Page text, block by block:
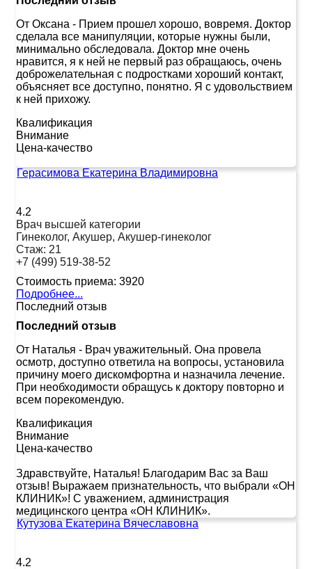
От Оксана - Прием прошел хорошо, вовремя. Доктор
сделала все манипуляции, которые нужны были,
минимально обследовала. Доктор мне очень
нравится, я к ней не первый раз обращаюсь, очень
доброжелательная с подростками хороший контакт,
объясняет все доступно, понятно. Я с удовольствием
к ней прихожу.
Квалификация
Внимание
Цена-качество
Герасимова Екатерина Владимировна
4.2
Врач высшей категории
Гинеколог, Акушер, Акушер-гинеколог
Стаж: 21
+7 (499) 519-38-52
Стоимость приема: 3920
Подробнее...
Последний отзыв
Последний отзыв
От Наталья - Врач уважительный. Она провела
осмотр, доступно ответила на вопросы, установила
причину моего дискомфортна и назначила лечение.
При необходимости обращусь к доктору повторно и
всем порекомендую.
Квалификация
Внимание
Цена-качество
Здравствуйте, Наталья! Благодарим Вас за Ваш
отзыв! Выражаем признательность, что выбрали «ОН
КЛИНИК»! С уважением, администрация
медицинского центра «ОН КЛИНИК».
Кутузова Екатерина Вячеславовна
4.2